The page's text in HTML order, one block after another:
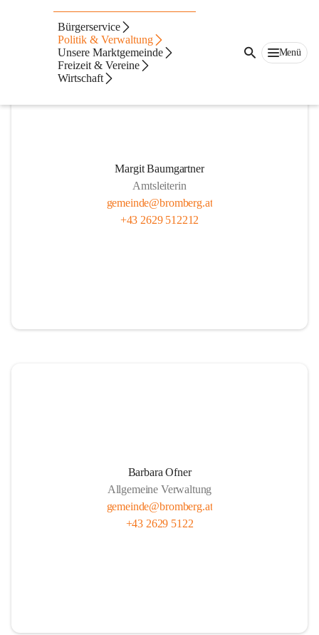
Bürgerservice
Politik & Verwaltung
Unsere Marktgemeinde
Freizeit & Vereine
Wirtschaft
Menü
Mitarbeiter
Margit Baumgartner
Amtsleiterin
gemeinde@bromberg.at
+43 2629 512212
Barbara Ofner
Allgemeine Verwaltung
gemeinde@bromberg.at
+43 2629 5122